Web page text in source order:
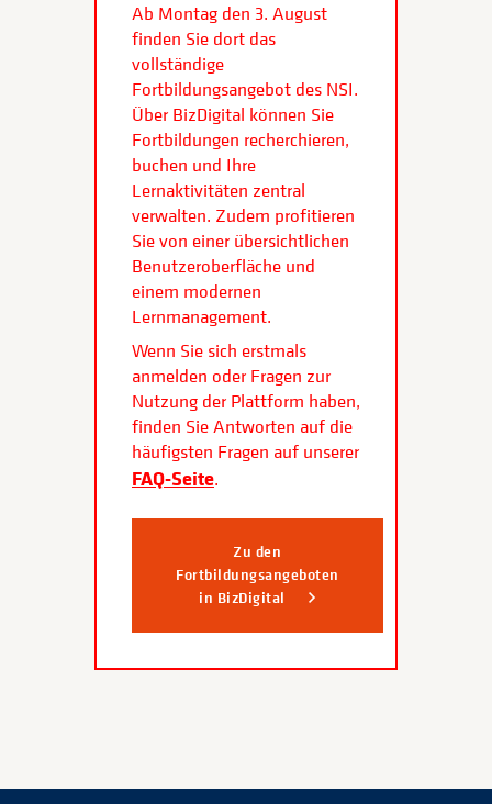
Ab Montag den 3. August
finden Sie dort das
vollständige
Fortbildungsangebot des NSI.
Über BizDigital können Sie
Fortbildungen recherchieren,
buchen und Ihre
Lernaktivitäten zentral
verwalten. Zudem profitieren
Sie von einer übersichtlichen
Benutzeroberfläche und
einem modernen
Lernmanagement.
Wenn Sie sich erstmals
anmelden oder Fragen zur
Nutzung der Plattform haben,
finden Sie Antworten auf die
häufigsten Fragen auf unserer
FAQ-Seite.
Zu den
Fortbildungsangeboten
in BizDigital